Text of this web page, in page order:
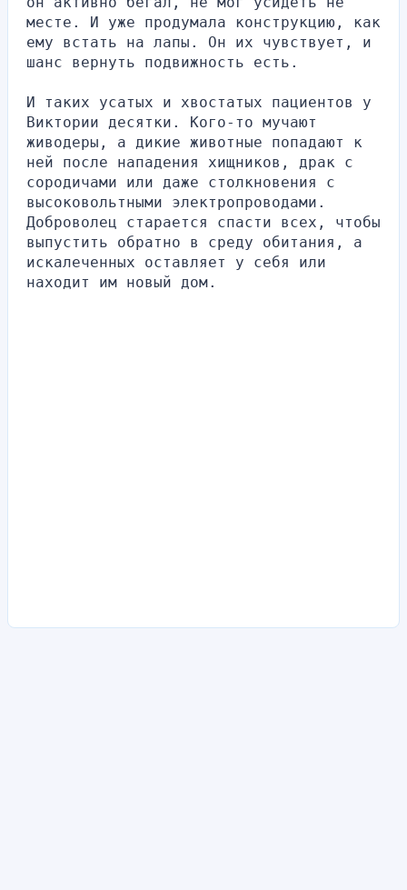
месте. И уже продумала конструкцию, как
ему встать на лапы. Он их чувствует, и
шанс вернуть подвижность есть.
И таких усатых и хвостатых пациентов у
Виктории десятки. Кого-то мучают
живодеры, а дикие животные попадают к
ней после нападения хищников, драк с
сородичами или даже столкновения с
высоковольтными электропроводами.
Доброволец старается спасти всех, чтобы
выпустить обратно в среду обитания, а
искалеченных оставляет у себя или
находит им новый дом.